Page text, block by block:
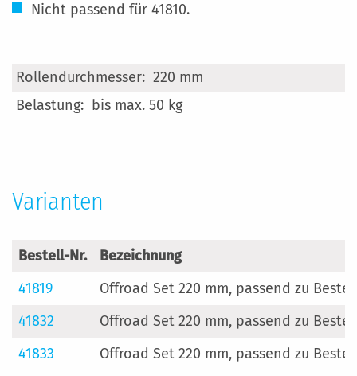
Nicht passend für 41810.
Mehr
Informationen
220 mm
bis max. 50 kg
Varianten
Bestell-Nr.
Bezeichnung
41819
Offroad Set 220 mm, passend zu
41832
Offroad Set 220 mm, passend zu
41833
Offroad Set 220 mm, passend zu